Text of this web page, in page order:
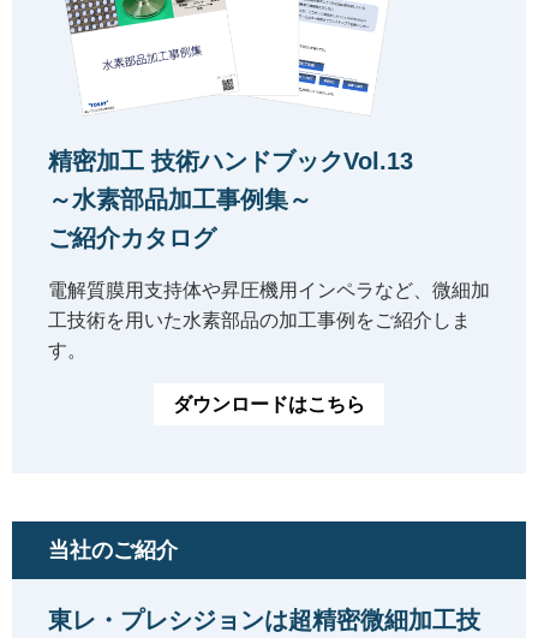
精密加工 技術ハンドブックVol.13
～水素部品加工事例集～
ご紹介カタログ
電解質膜用支持体や昇圧機用インペラなど、微細加
工技術を用いた水素部品の加工事例をご紹介しま
す。
ダウンロードはこちら
当社のご紹介
東レ・プレシジョンは超精密微細加工技